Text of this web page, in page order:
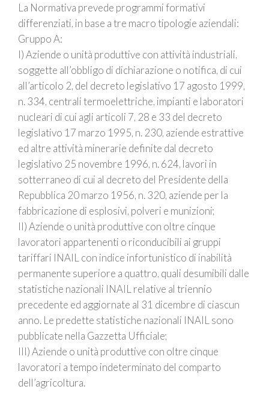
La Normativa prevede programmi formativi
differenziati, in base a tre macro tipologie aziendali:
Gruppo A:
I) Aziende o unità produttive con attività industriali,
soggette all’obbligo di dichiarazione o notifica, di cui
all’articolo 2, del decreto legislativo 17 agosto 1999,
n. 334, centrali termoelettriche, impianti e laboratori
nucleari di cui agli articoli 7, 28 e 33 del decreto
legislativo 17 marzo 1995, n. 230, aziende estrattive
ed altre attività minerarie definite dal decreto
legislativo 25 novembre 1996, n. 624, lavori in
sotterraneo di cui al decreto del Presidente della
Repubblica 20 marzo 1956, n. 320, aziende per la
fabbricazione di esplosivi, polveri e munizioni;
II) Aziende o unità produttive con oltre cinque
lavoratori appartenenti o riconducibili ai gruppi
tariffari INAIL con indice infortunistico di inabilità
permanente superiore a quattro, quali desumibili dalle
statistiche nazionali INAIL relative al triennio
precedente ed aggiornate al 31 dicembre di ciascun
anno. Le predette statistiche nazionali INAIL sono
pubblicate nella Gazzetta Ufficiale;
III) Aziende o unità produttive con oltre cinque
lavoratori a tempo indeterminato del comparto
dell’agricoltura.